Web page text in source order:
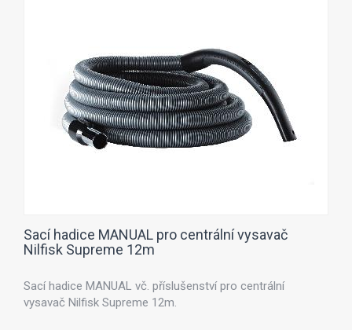
Sací hadice MANUAL pro centrální vysavač
Nilfisk Supreme 12m
Sací hadice MANUAL vč. příslušenství pro centrální
vysavač Nilfisk Supreme 12m.